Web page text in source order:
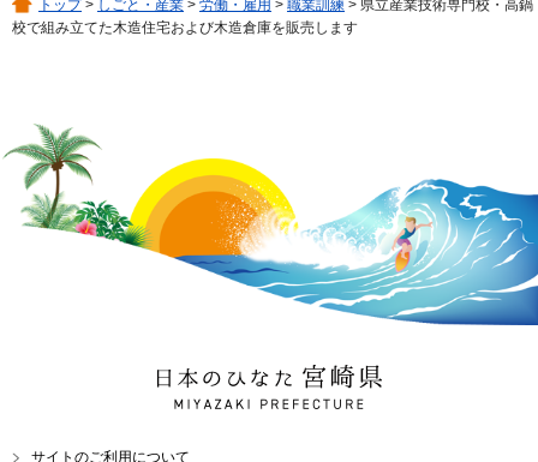
トップ> しごと・産業 > 労働・雇用 > 職業訓練 > 県立産業技術専門校・高鍋
校で組み立てた木造住宅および木造倉庫を販売します
日本のひなた 宮崎県
MIYAZAKI PREFECTURE
サイトのご利用について